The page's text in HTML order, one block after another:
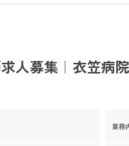
人募集｜衣笠病
業務